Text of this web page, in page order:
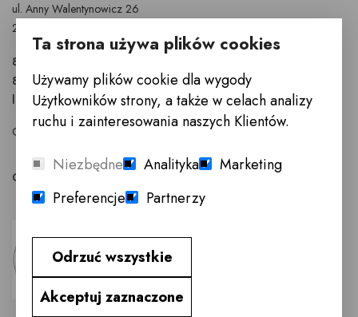
ul. Anny Walentynowicz 26
20-328 Lublin
81 745 9630
81 745 9631
lublin@innemeble.pl
GODZINY OTWARCIA : Poniedziałek - Sobota 10.00 - 18.00
Odwiedź salon meblowy Lublin →
Ta strona używa plików cookies
Używamy plików cookie dla wygody
Użytkowników strony, a także w celach analizy
ruchu i zainteresowania naszych Klientów.
Niezbędne Analityka
Marketing
Preferencje
Partnerzy
Odrzuć wszystkie
Akceptuj zaznaczone